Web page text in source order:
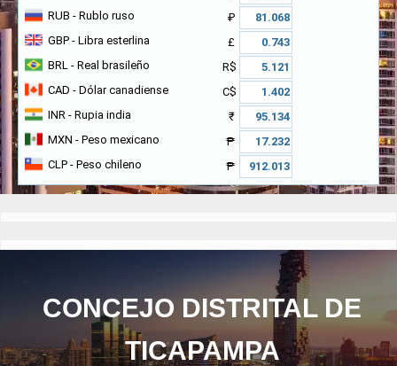
RUB - Rublo ruso
₽
GBP - Libra esterlina
£
BRL - Real brasileño
R$
CAD - Dólar canadiense
C$
INR - Rupia india
₹
MXN - Peso mexicano
₱
CLP - Peso chileno ₱
CONCEJO DISTRITAL DE
TICAPAMPA